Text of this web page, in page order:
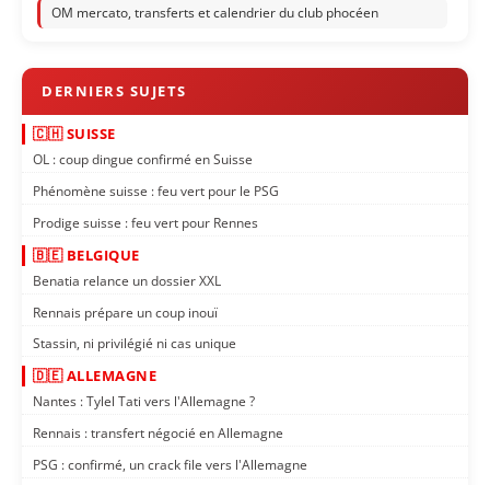
OM mercato, transferts et calendrier du club phocéen
🇨🇭 SUISSE
OL : coup dingue confirmé en Suisse
Phénomène suisse : feu vert pour le PSG
Prodige suisse : feu vert pour Rennes
🇧🇪 BELGIQUE
Benatia relance un dossier XXL
Rennais prépare un coup inouï
Stassin, ni privilégié ni cas unique
🇩🇪 ALLEMAGNE
Nantes : Tylel Tati vers l'Allemagne ?
Rennais : transfert négocié en Allemagne
PSG : confirmé, un crack file vers l'Allemagne